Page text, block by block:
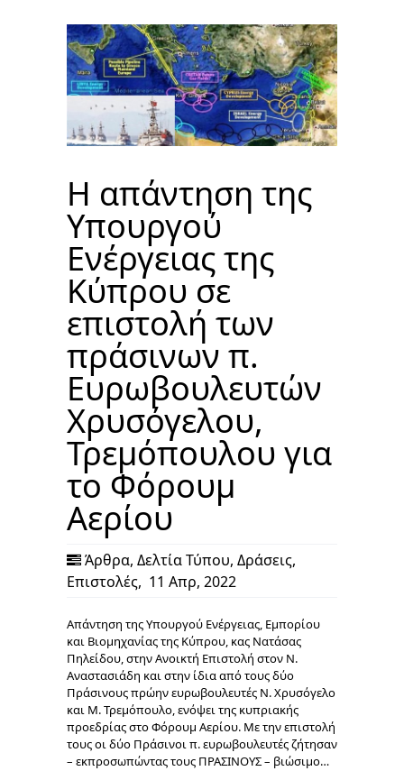
Η απάντηση της
Υπουργού
Ενέργειας της
Κύπρου σε
επιστολή των
πράσινων π.
Ευρωβουλευτών
Χρυσόγελου,
Τρεμόπουλου για
το Φόρουμ
Αερίου
Άρθρα, Δελτία Τύπου, Δράσεις,
Επιστολές, 11 Απρ, 2022
Απάντηση της Υπουργού Ενέργειας, Εμπορίου
και Βιομηχανίας της Κύπρου, κας Νατάσας
Πηλείδου, στην Ανοικτή Επιστολή στον Ν.
Αναστασιάδη και στην ίδια από τους δύο
Πράσινους πρώην ευρωβουλευτές Ν. Χρυσόγελο
και Μ. Τρεμόπουλο, ενόψει της κυπριακής
προεδρίας στο Φόρουμ Αερίου. Με την επιστολή
τους οι δύο Πράσινοι π. ευρωβουλευτές ζήτησαν
– εκπροσωπώντας τους ΠΡΑΣΙΝΟΥΣ – βιώσιμο…